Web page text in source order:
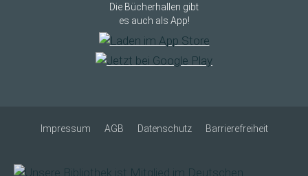
Die Bücherhallen gibt
es auch als App!
Impressum AGB Datenschutz Barrierefreiheit